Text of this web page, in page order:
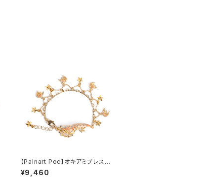
【Palnart Poc】オキアミブレスレ
ット
¥9,460